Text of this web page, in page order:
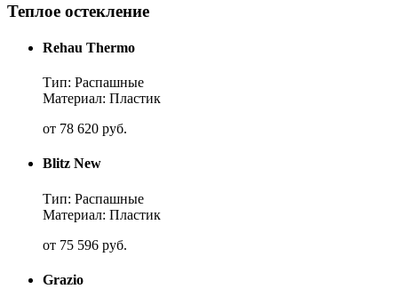
Теплое остекление
Rehau Thermo
Тип: Распашные
Материал: Пластик
от 78 620 руб.
Blitz New
Тип: Распашные
Материал: Пластик
от 75 596 руб.
Grazio